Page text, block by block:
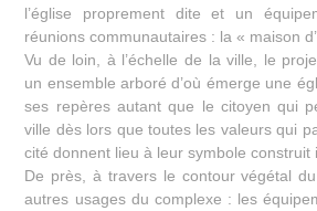
l’église proprement dite et un
réunions communautaires : la « maison
Vu de loin, à l’échelle de la ville, le
un ensemble arboré d’où émerge une
ses repères autant que le citoyen qui
ville dès lors que toutes les valeurs qui
cité donnent lieu à leur symbole construit
De près, à travers le contour végétal
autres usages du complexe : les